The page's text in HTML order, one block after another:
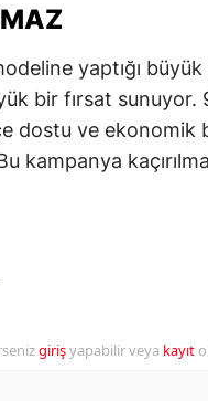
Osmaniye
Düzce
yaptığı
bir fırsat sunuyor.
dostu ve ekonomik
kampanya
girişyapabilir veya kayıt